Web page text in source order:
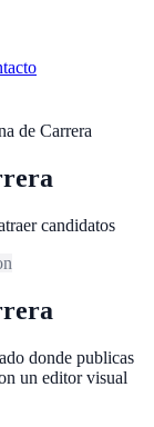
de Carrera
candidatos
donde publicas
un editor visual